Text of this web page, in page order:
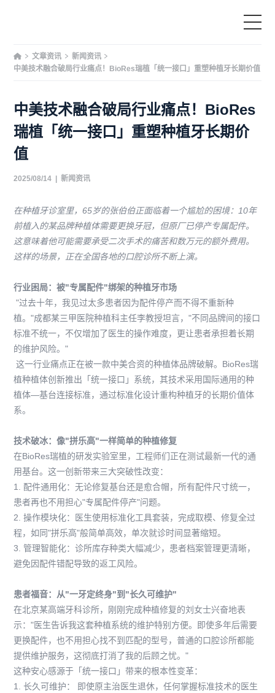
首页
产品中心
为什么选择我们
服务与支持
教育
文章资讯
联系我们
CN EN
文章资讯
新闻资讯
中美技术融合破局行业痛点！BioRes瑞植「统一接口」重塑种植牙长期价值
中美技术融合破局行业痛点！BioRes
瑞植「统一接口」重塑种植牙长期价
值
2025/08/14 新闻资讯
在种植牙诊室里，65岁的张伯伯正面临着一个尴尬的困境：10年
前植入的某品牌种植体需要更换牙冠，但原厂已停产专属配件。
这意味着他可能需要承受二次手术的痛苦和数万元的额外费用。
这样的场景，正在全国各地的口腔诊所不断上演。
行业困局：被"专属配件"绑架的种植牙市场
"过去十年，我见过太多患者因为配件停产而不得不重新种
植。"成都某三甲医院种植科主任李教授坦言，"不同品牌间的接口
标准不统一，不仅增加了医生的操作难度，更让患者承担着长期
的维护风险。"
这一行业痛点正在被一款中美合资的种植体品牌破解。BioRes瑞
植种植体创新推出「统一接口」系统，其技术采用国际通用的种
植体—基台连接标准，通过标准化设计重构种植牙的长期价值体
系。
技术破冰：像"拼乐高"一样简单的种植修复
在BioRes瑞植的研发实验室里，工程师们正在测试最新一代的通
用基台。这一创新带来三大突破性改变：
1. 配件通用化：无论修复基台还是愈合帽，所有配件尺寸统一，
患者再也不用担心"专属配件停产"问题。
2. 操作模块化：医生使用标准化工具套装，完成取模、修复全过
程，如同"拼乐高"般简单高效，单次就诊时间显著缩短。
3. 管理智能化：诊所库存种类大幅减少，患者档案管理更清晰，
避免因配件错配导致的返工风险。
患者福音：从"一牙定终身"到"长久可维护"
在北京某高端牙科诊所，刚刚完成种植修复的刘女士兴奋地表
示："医生告诉我这套种植系统的维护特别方便。即使多年后需要
更换配件，也不用担心找不到匹配的型号，普通的口腔诊所都能
提供维护服务，这彻底打消了我的后顾之忧。"
这种安心感源于「统一接口」带来的根本性变革：
1. 长久可维护： 即使原主治医生退休，任何掌握标准技术的医生